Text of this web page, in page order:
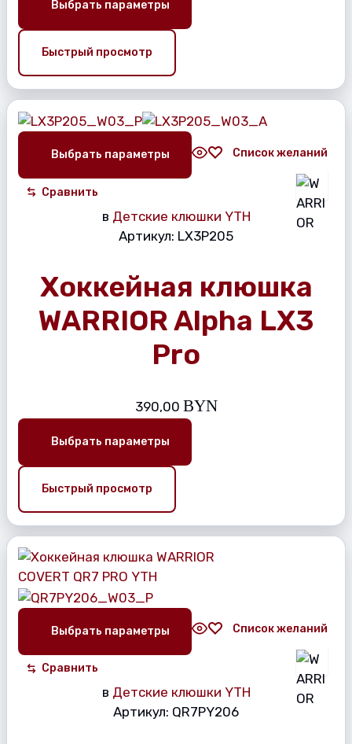
Выбрать параметры
Быстрый просмотр
Выбрать параметры Список желаний
Сравнить
в Детские клюшки YTH
Артикул: LX3P205
Хоккейная клюшка
WARRIOR Alpha LX3
Pro
390,00 BYN
Выбрать параметры
Быстрый просмотр
Выбрать параметры Список желаний
Сравнить
в Детские клюшки YTH
Артикул: QR7PY206